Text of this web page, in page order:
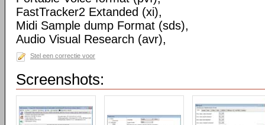
FastTracker2 Extanded (xi),
Midi Sample dump Format (sds),
Audio Visual Research (avr),
Stel een correctie voor
Screenshots: